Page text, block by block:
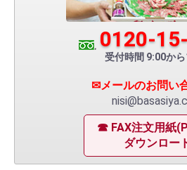
0120-
受付時間 9:00か
✉メールのお問い
☎ FAX注文用紙
ダウンロー